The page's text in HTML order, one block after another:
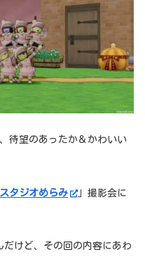
待望のあったか＆かわいい
スタジオめらみ
」撮影会に
けど、その回の内容にあわ